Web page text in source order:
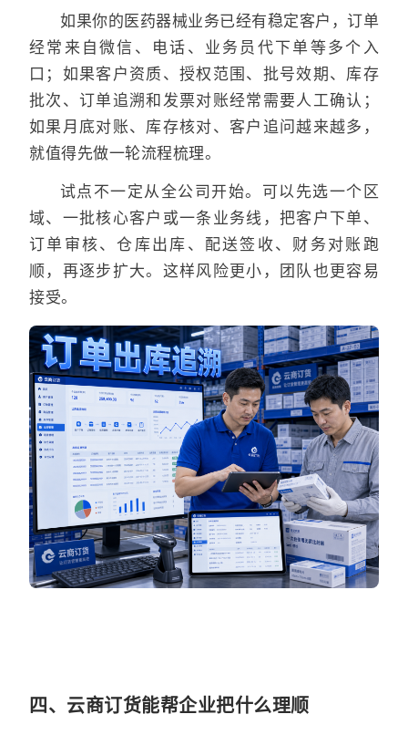
如果你的医药器械业务已经有稳定客户，订单
经常来自微信、电话、业务员代下单等多个入
口；如果客户资质、授权范围、批号效期、库存
批次、订单追溯和发票对账经常需要人工确认；
如果月底对账、库存核对、客户追问越来越多，
就值得先做一轮流程梳理。
试点不一定从全公司开始。可以先选一个区
域、一批核心客户或一条业务线，把客户下单、
订单审核、仓库出库、配送签收、财务对账跑
顺，再逐步扩大。这样风险更小，团队也更容易
接受。
四、云商订货能帮企业把什么理顺